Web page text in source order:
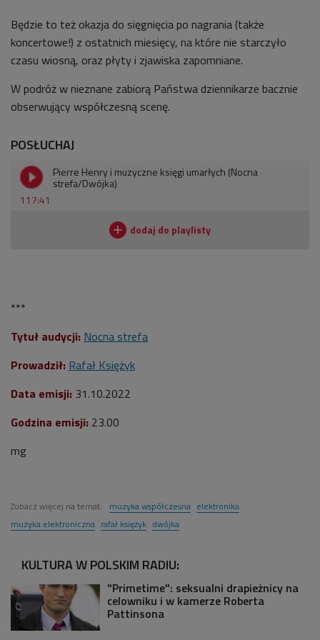
Będzie to też okazja do sięgnięcia po nagrania (także
koncertowe!) z ostatnich miesięcy, na które nie starczyło
czasu wiosną, oraz płyty i zjawiska zapomniane.
W podróż w nieznane zabiorą Państwa dziennikarze bacznie
obserwujący współczesną scenę.
POSŁUCHAJ
117:41
Pierre Henry i muzyczne księgi umarłych (Nocna
strefa/Dwójka)
***
Tytuł audycji: Nocna strefa
Prowadził: Rafał Księżyk
Data emisji: 31.10.2022
Godzina emisji: 23.00
mg
Zobacz więcej na temat: muzyka współczesna elektronika
muzyka elektroniczna rafał księżyk dwójka
KULTURA W POLSKIM RADIU:
"Primetime": seksualni drapieżnicy na
celowniku i w kamerze Roberta
Pattinsona